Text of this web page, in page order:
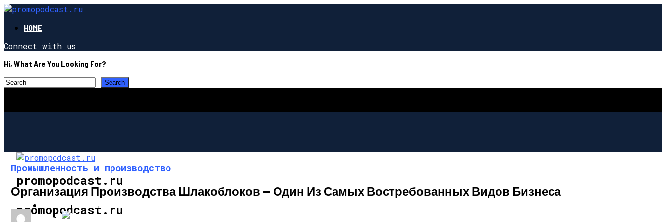
HOME
Connect with us
Hi, What Are You Looking For?
promopodcast.ru
promopodcast.ru
ПРОМЫШЛЕННОСТЬ И ПРОИЗВОДСТВО
Промышленность и производство
Организация Производства Шлакоблоков — Один Из Самых Востребованных Видов Бизнеса